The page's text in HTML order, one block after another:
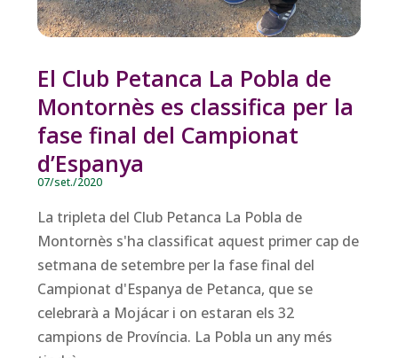
El Club Petanca La Pobla de
Montornès es classifica per la
fase final del Campionat
d’Espanya
07/set./2020
La tripleta del Club Petanca La Pobla de
Montornès s'ha classificat aquest primer cap de
setmana de setembre per la fase final del
Campionat d'Espanya de Petanca, que se
celebrarà a Mojácar i on estaran els 32
campions de Província. La Pobla un any més